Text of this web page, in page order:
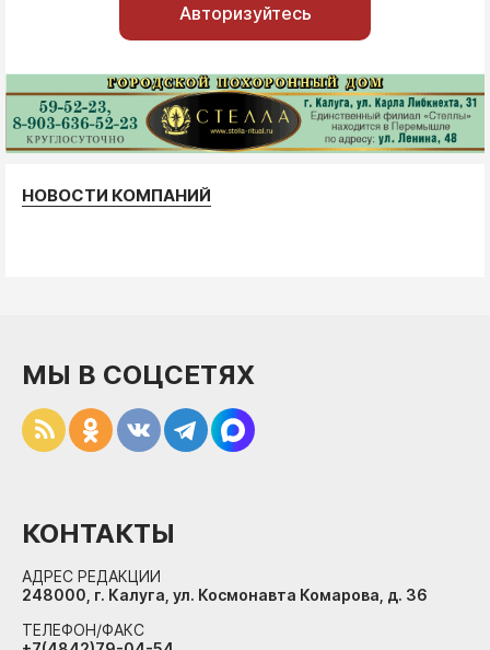
Авторизуйтесь
НОВОСТИ КОМПАНИЙ
МЫ В СОЦСЕТЯХ
КОНТАКТЫ
АДРЕС РЕДАКЦИИ
248000, г. Калуга, ул. Космонавта Комарова, д. 36
ТЕЛЕФОН/ФАКС